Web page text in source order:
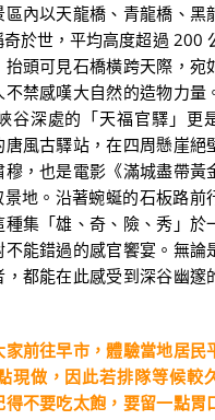
內以天龍橋、青龍橋、黑
於世，平均高度超過 200
頭可見石橋橫跨天際，宛
禁感嘆大自然的造物力量
谷深處的「天福官驛」更
風古驛站，在四周懸崖絕
，也是電影《滿城盡帶黃
景地。沿著蜿蜒的石板路前
集「雄、奇、險、秀」於
能錯過的感官饗宴。無論
都能在此感受到深谷幽邃
前往早市，體驗當地居民
現做，因此若排隊等候較
不要吃太飽，要留一點胃